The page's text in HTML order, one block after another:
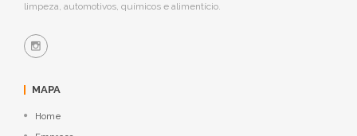
limpeza, automotivos, químicos e alimentício.
MAPA
Home